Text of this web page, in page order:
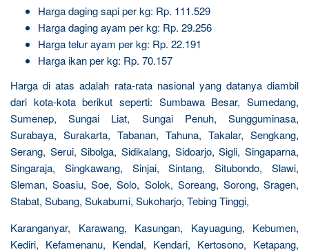
Harga daging sapi per kg: Rp. 111.529
Harga daging ayam per kg: Rp. 29.256
Harga telur ayam per kg: Rp. 22.191
Harga ikan per kg: Rp. 70.157
Harga di atas adalah rata-rata nasional yang datanya diambil
dari kota-kota berikut seperti: Sumbawa Besar, Sumedang,
Sumenep, Sungai Liat, Sungai Penuh, Sungguminasa,
Surabaya, Surakarta, Tabanan, Tahuna, Takalar, Sengkang,
Serang, Serui, Sibolga, Sidikalang, Sidoarjo, Sigli, Singaparna,
Singaraja, Singkawang, Sinjai, Sintang, Situbondo, Slawi,
Sleman, Soasiu, Soe, Solo, Solok, Soreang, Sorong, Sragen,
Stabat, Subang, Sukabumi, Sukoharjo, Tebing Tinggi,
Karanganyar, Karawang, Kasungan, Kayuagung, Kebumen,
Kediri, Kefamenanu, Kendal, Kendari, Kertosono, Ketapang,